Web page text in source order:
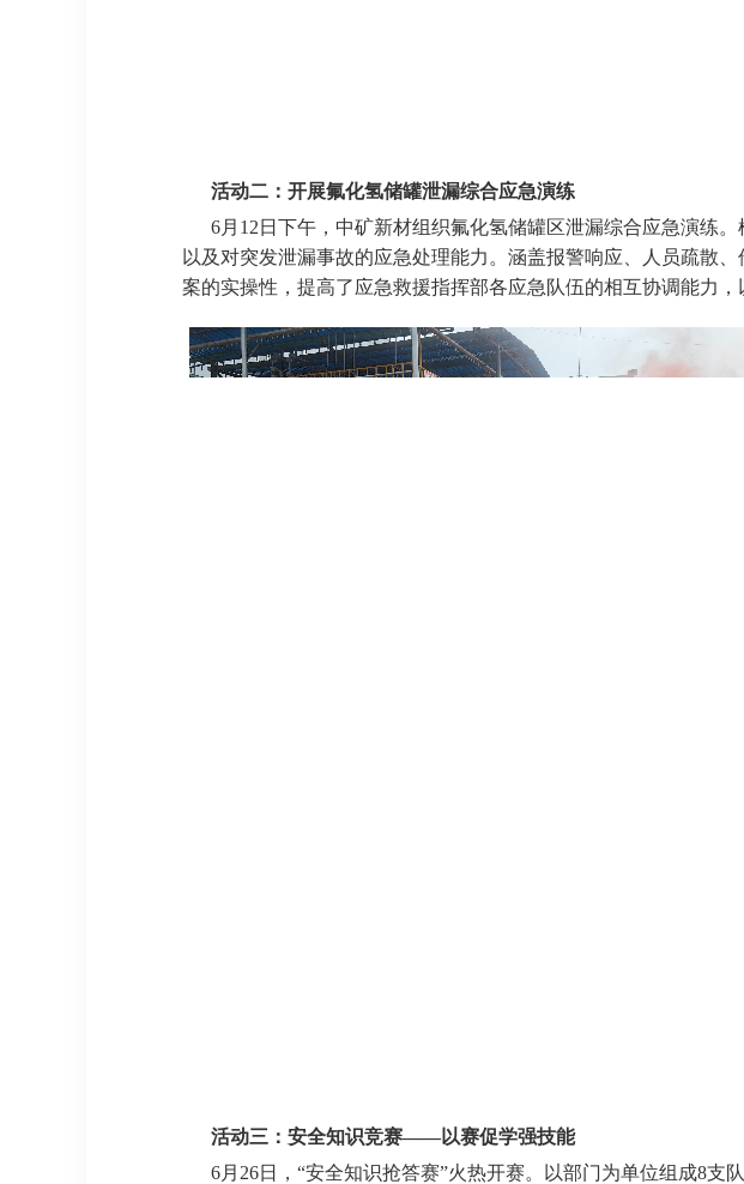
活动二：开展氟化氢储罐泄漏综合应急演练
6月12日下午，中矿新材组织氟化氢储罐区泄漏综合应急演练
以及对突发泄漏事故的应急处理能力。涵盖报警响应、人员疏散
案的实操性，提高了应急救援指挥部各应急队伍的相互协调能力
活动三：安全知识竞赛——以赛促学强技能
6月26日，“安全知识抢答赛”火热开赛。以部门为单位组成8